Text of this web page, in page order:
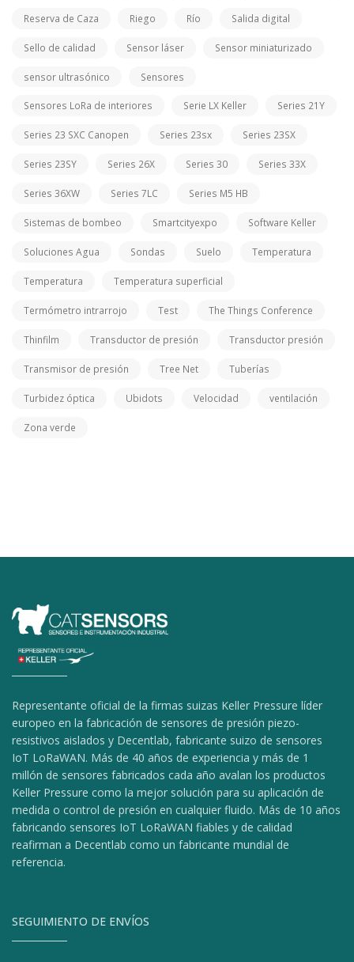
Reserva de Caza Riego Río Salida digital
Sello de calidad Sensor láser Sensor miniaturizado
sensor ultrasónico Sensores
Sensores LoRa de interiores Serie LX Keller Series 21Y
Series 23 SXC Canopen Series 23sx Series 23SX
Series 23SY Series 26X Series 30 Series 33X
Series 36XW Series 7LC Series M5 HB
Sistemas de bombeo Smartcityexpo Software Keller
Soluciones Agua Sondas Suelo Temperatura
Temperatura Temperatura superficial
Termómetro intrarrojo Test The Things Conference
Thinfilm Transductor de presión Transductor presión
Transmisor de presión Tree Net Tuberías
Turbidez óptica Ubidots Velocidad ventilación
Zona verde
Representante oficial de la firmas suizas Keller Pressure líder
europeo en la fabricación de sensores de presión piezo-
resistivos aislados y Decentlab, fabricante suizo de sensores
IoT LoRaWAN. Más de 40 años de experiencia y más de 1
millón de sensores fabricados cada año avalan los productos
Keller Pressure como la mejor solución para su aplicación de
medida o control de presión en cualquier fluido. Más de 10 años
fabricando sensores IoT LoRaWAN fiables y de calidad
reafirman a Decentlab como un fabricante mundial de
referencia.
SEGUIMIENTO DE ENVÍOS